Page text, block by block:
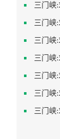
三门峡
三门峡:求租:
三门峡
三门峡:求租
三门峡:求
三门峡:求购
三门峡:求